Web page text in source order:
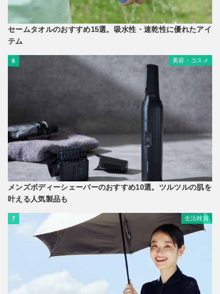
セームタオルのおすすめ15選。吸水性・速乾性に優れたアイ
テム
6 美容・コスメ
メンズボディーシェーバーのおすすめ10選。ツルツルの肌を
叶える人気製品も
7 生活雑貨